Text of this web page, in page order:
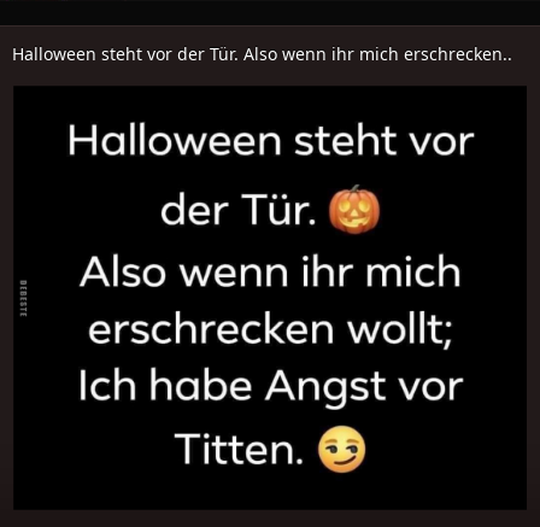
Halloween steht vor der Tür. Also wenn ihr mich erschrecken..